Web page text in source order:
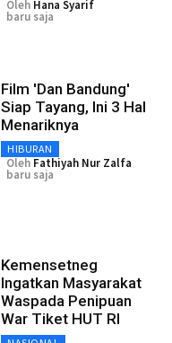
Oleh Hana Syarif
baru saja
Film 'Dan Bandung'
Siap Tayang, Ini 3 Hal
Menariknya
HIBURAN
Oleh Fathiyah Nur Zalfa
baru saja
Kemensetneg
Ingatkan Masyarakat
Waspada Penipuan
War Tiket HUT RI